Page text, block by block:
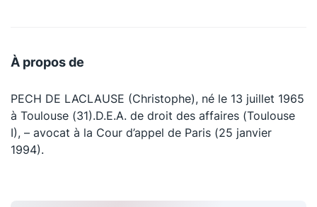
À propos de
PECH DE LACLAUSE (Christophe), né le 13 juillet 1965
à Toulouse (31).D.E.A. de droit des affaires (Toulouse
I), – avocat à la Cour d’appel de Paris (25 janvier
1994).
Le Concours de la Conférence
La Conférence Berryer
La Petite Conférence